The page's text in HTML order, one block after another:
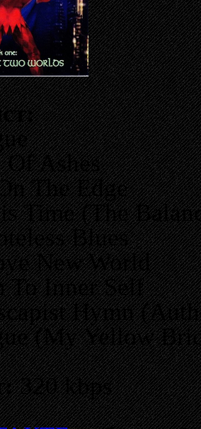
Of Ashes
The Edge
Time (The
Blues
New World
To Inner Self
Hymn
(My Yellow
320 kbps